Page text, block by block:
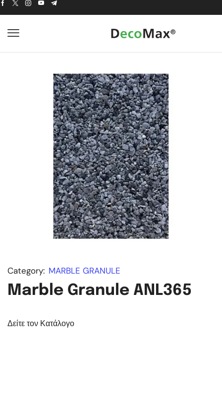
Category: MARBLE GRANULE
Marble Granule ANL365
Δείτε τον Κατάλογο